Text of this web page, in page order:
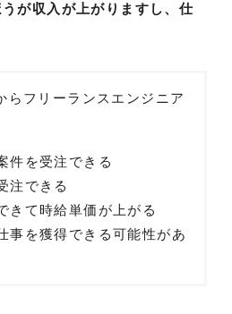
が収入が上がりますし、仕
らフリーランスエンジニア
件を受注できる
注できる
きて時給単価が上がる
事を獲得できる可能性があ